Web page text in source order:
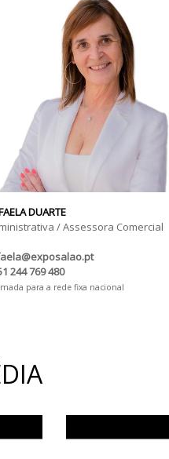
DUARTE
/ Assessora Comercial
244 769 480
para a rede fixa nacional